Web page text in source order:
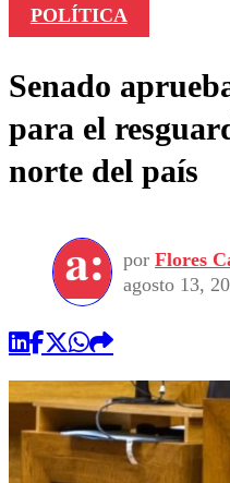
POLÍTICA
Senado
para el
norte del país
por Flores
agosto 13,